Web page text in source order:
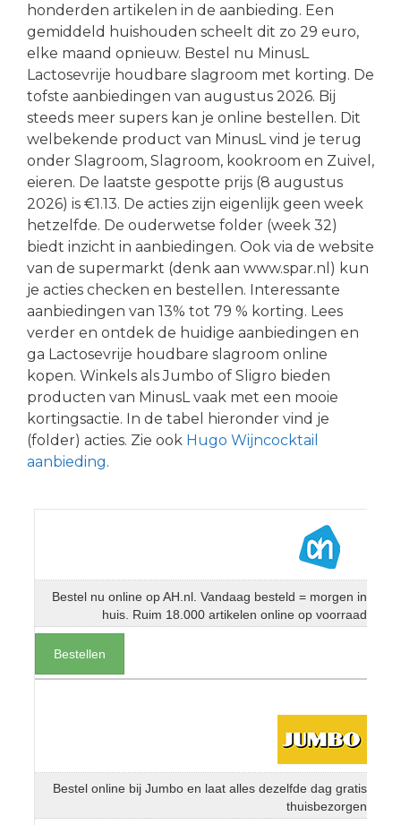
honderden artikelen in de aanbieding. Een
gemiddeld huishouden scheelt dit zo 29 euro,
elke maand opnieuw. Bestel nu MinusL
Lactosevrije houdbare slagroom met korting. De
tofste aanbiedingen van augustus 2026. Bij
steeds meer supers kan je online bestellen. Dit
welbekende product van MinusL vind je terug
onder Slagroom, Slagroom, kookroom en Zuivel,
eieren. De laatste gespotte prijs (8 augustus
2026) is €1.13. De acties zijn eigenlijk geen week
hetzelfde. De ouderwetse folder (week 32)
biedt inzicht in aanbiedingen. Ook via de website
van de supermarkt (denk aan www.spar.nl) kun
je acties checken en bestellen. Interessante
aanbiedingen van 13% tot 79 % korting. Lees
verder en ontdek de huidige aanbiedingen en
ga Lactosevrije houdbare slagroom online
kopen. Winkels als Jumbo of Sligro bieden
producten van MinusL vaak met een mooie
kortingsactie. In de tabel hieronder vind je
(folder) acties. Zie ook Hugo Wijncocktail
aanbieding.
Bestel nu online op AH.nl. Vandaag besteld = morgen in
huis. Ruim 18.000 artikelen online op voorraad
Bestellen
Bestel online bij Jumbo en laat alles dezelfde dag gratis
thuisbezorgen